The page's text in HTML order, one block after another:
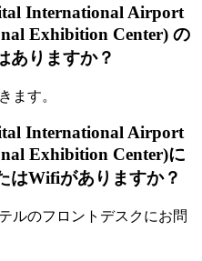
International Airport
Exhibition Center) の
ありますか？
ます。
International Airport
Exhibition Center)に
はWifiがありますか？
ルのフロントデスクにお問